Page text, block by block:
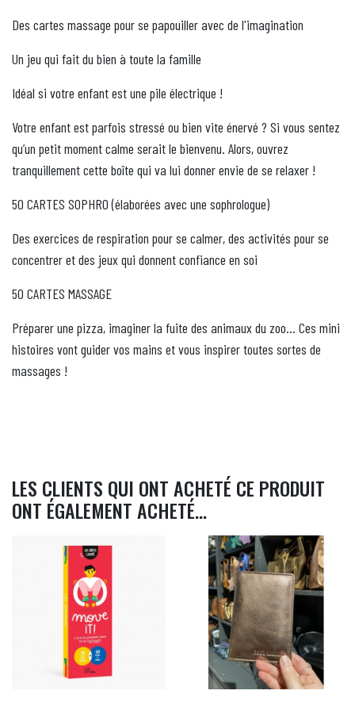
Des cartes massage pour se papouiller avec de l'imagination
Un jeu qui fait du bien à toute la famille
Idéal si votre enfant est une pile électrique !
Votre enfant est parfois stressé ou bien vite énervé ? Si vous sentez
qu’un petit moment calme serait le bienvenu. Alors, ouvrez
tranquillement cette boîte qui va lui donner envie de se relaxer !
50 CARTES SOPHRO (élaborées avec une sophrologue)
Des exercices de respiration pour se calmer, des activités pour se
concentrer et des jeux qui donnent confiance en soi
50 CARTES MASSAGE
Préparer une pizza, imaginer la fuite des animaux du zoo… Ces mini
histoires vont guider vos mains et vous inspirer toutes sortes de
massages !
LES CLIENTS QUI ONT ACHETÉ CE PRODUIT
ONT ÉGALEMENT ACHETÉ...